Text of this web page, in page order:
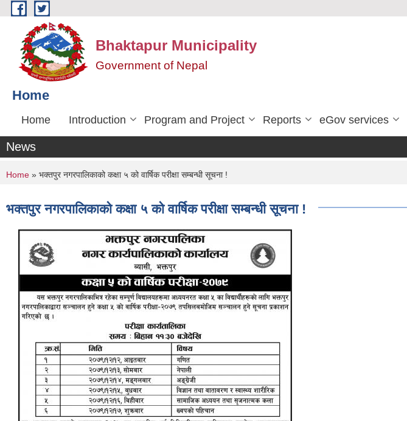
Skip to main content
Bhaktapur Municipality
Government of Nepal
Home
Home Introduction Program and Project Reports eGov services
News
You are here
Home » भक्तपुर नगरपालिकाको कक्षा ५ को वार्षिक परीक्षा सम्बन्धी सूचना !
भक्तपुर नगरपालिकाको कक्षा ५ को वार्षिक परीक्षा सम्बन्धी सूचना !